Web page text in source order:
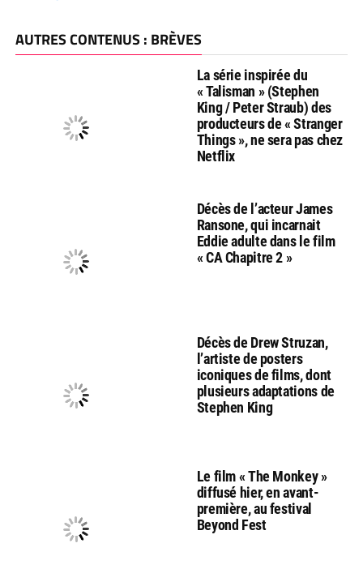
AUTRES CONTENUS : BRÈVES
La série inspirée du
« Talisman » (Stephen
King / Peter Straub) des
producteurs de « Stranger
Things », ne sera pas chez
Netflix
Décès de l’acteur James
Ransone, qui incarnait
Eddie adulte dans le film
« CA Chapitre 2 »
Décès de Drew Struzan,
l’artiste de posters
iconiques de films, dont
plusieurs adaptations de
Stephen King
Le film « The Monkey »
diffusé hier, en avant-
première, au festival
Beyond Fest